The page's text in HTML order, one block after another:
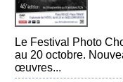
Le Festival Photo
au 20 octobre.
œuvres...